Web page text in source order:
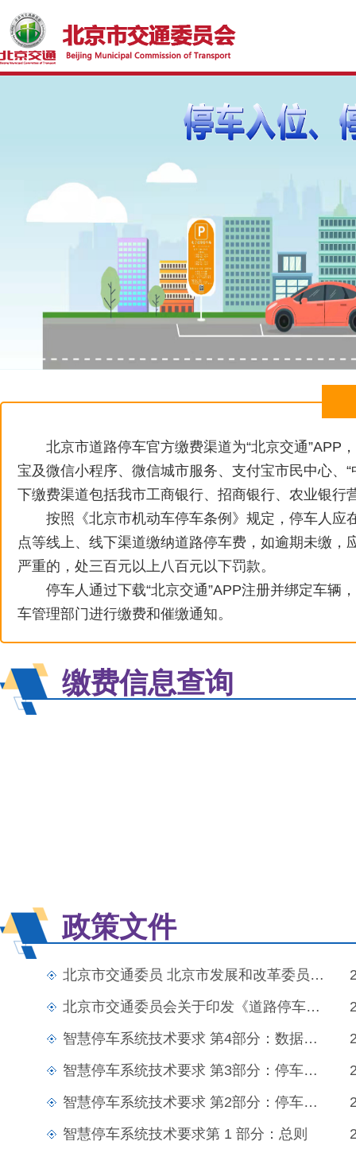
北京市道路停车官方缴费渠道为“北京交通”APP
宝及微信小程序、微信城市服务、支付宝市民中心、
下缴费渠道包括我市工商银行、招商银行、农业银行
按照《北京市机动车停车条例》规定，停车人应
点等线上、线下渠道缴纳道路停车费，如逾期未缴
严重的，处三百元以上八百元以下罚款。
停车人通过下载“北京交通”APP注册并绑定车辆
车管理部门进行缴费和催缴通知。
缴费信息查询
政策文件
北京市交通委员 北京市发展和改革委员会 北京市规...
北京市交通委员会关于印发《道路停车电子收费系统...
智慧停车系统技术要求 第4部分：数据规范及质量评估
智慧停车系统技术要求 第3部分：停车场（库）管理模块
智慧停车系统技术要求 第2部分：停车场（库）外场设备
智慧停车系统技术要求第 1 部分：总则